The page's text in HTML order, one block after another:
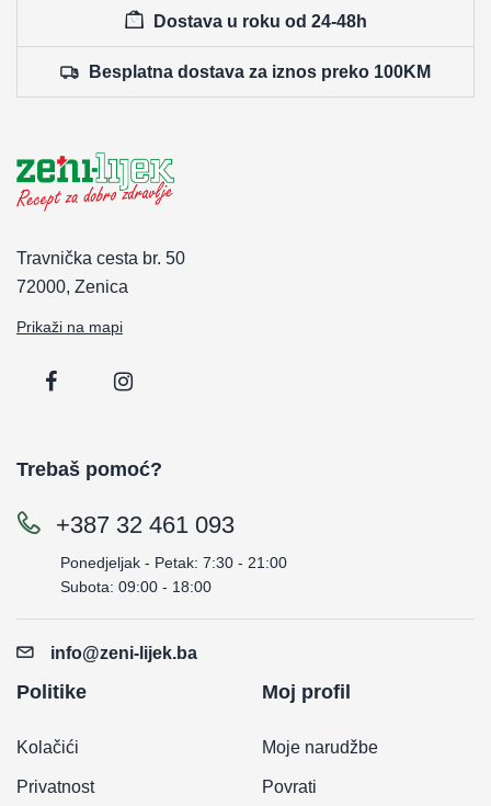
Dostava u roku od 24-48h
Besplatna dostava za iznos preko 100KM
Travnička cesta br. 50
72000, Zenica
Prikaži na mapi
Trebaš pomoć?
+387 32 461 093
Ponedjeljak - Petak: 7:30 - 21:00
Subota: 09:00 - 18:00
info@zeni-lijek.ba
Politike
Kolačići
Privatnost
Moj profil
Moje narudžbe
Povrati